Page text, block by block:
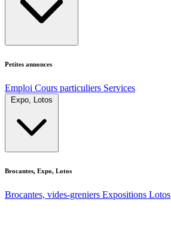
Petites annonces
Emploi Cours particuliers Services
Expo, Lotos
Brocantes, Expo, Lotos
Brocantes, vides-greniers Expositions Lotos